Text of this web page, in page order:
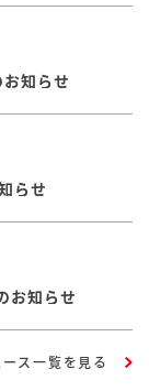
知らせ
らせ
お知らせ
ース一覧を見る